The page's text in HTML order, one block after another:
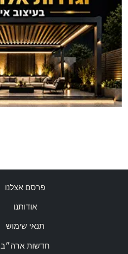
פרסם אצלנו
אודותנו
תנאי שימוש
חדשות ארה״ב